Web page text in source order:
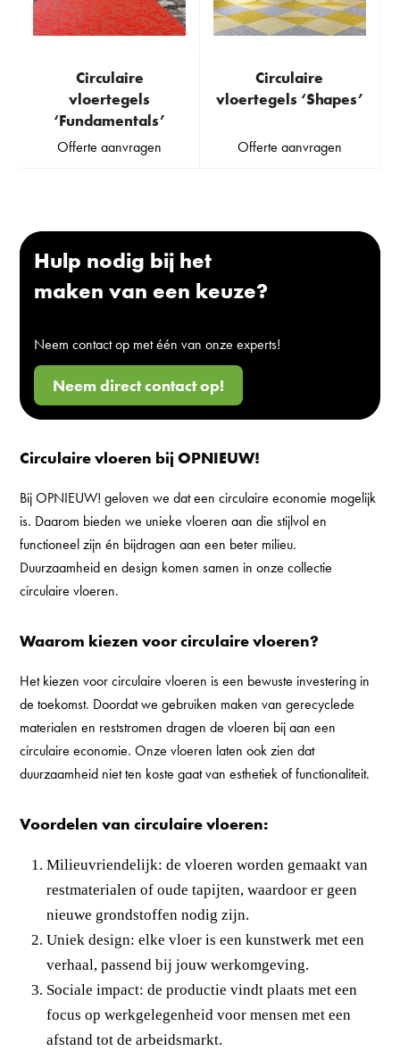
Circulaire
vloertegels
‘Fundamentals’
Offerte aanvragen
Circulaire
vloertegels ‘Shapes’
Offerte aanvragen
Hulp nodig bij het
maken van een keuze?
Neem contact op met één van onze experts!
Neem direct contact op!
Circulaire vloeren bij OPNIEUW!
Bij OPNIEUW! geloven we dat een circulaire economie mogelijk
is. Daarom bieden we unieke vloeren aan die stijlvol en
functioneel zijn én bijdragen aan een beter milieu.
Duurzaamheid en design komen samen in onze collectie
circulaire vloeren.
Waarom kiezen voor circulaire vloeren?
Het kiezen voor circulaire vloeren is een bewuste investering in
de toekomst. Doordat we gebruiken maken van gerecyclede
materialen en reststromen dragen de vloeren bij aan een
circulaire economie. Onze vloeren laten ook zien dat
duurzaamheid niet ten koste gaat van esthetiek of functionaliteit.
Voordelen van circulaire vloeren:
Milieuvriendelijk: de vloeren worden gemaakt van
restmaterialen of oude tapijten, waardoor er geen
nieuwe grondstoffen nodig zijn.
Uniek design: elke vloer is een kunstwerk met een
verhaal, passend bij jouw werkomgeving.
Sociale impact: de productie vindt plaats met een
focus op werkgelegenheid voor mensen met een
afstand tot de arbeidsmarkt.